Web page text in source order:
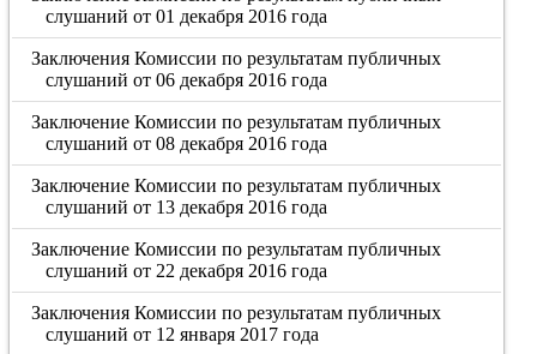
слушаний от 01 декабря 2016 года
Заключения Комиссии по результатам публичных
слушаний от 06 декабря 2016 года
Заключение Комиссии по результатам публичных
слушаний от 08 декабря 2016 года
Заключение Комиссии по результатам публичных
слушаний от 13 декабря 2016 года
Заключение Комиссии по результатам публичных
слушаний от 22 декабря 2016 года
Заключения Комиссии по результатам публичных
слушаний от 12 января 2017 года